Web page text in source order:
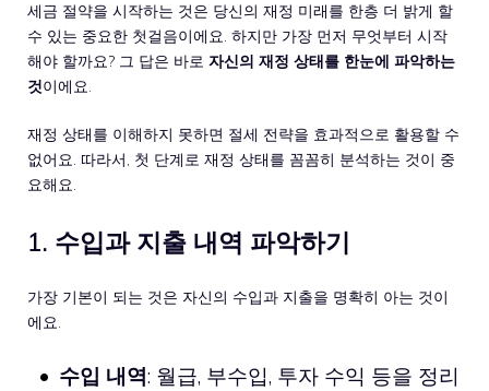
세금 절약을 시작하는 것은 당신의 재정 미래를 한층 더 밝게 할
수 있는 중요한 첫걸음이에요. 하지만 가장 먼저 무엇부터 시작
해야 할까요? 그 답은 바로 자신의 재정 상태를 한눈에 파악하는
것이에요.
재정 상태를 이해하지 못하면 절세 전략을 효과적으로 활용할 수
없어요. 따라서, 첫 단계로 재정 상태를 꼼꼼히 분석하는 것이 중
요해요.
1. 수입과 지출 내역 파악하기
가장 기본이 되는 것은 자신의 수입과 지출을 명확히 아는 것이
에요.
수입 내역: 월급, 부수입, 투자 수익 등을 정리